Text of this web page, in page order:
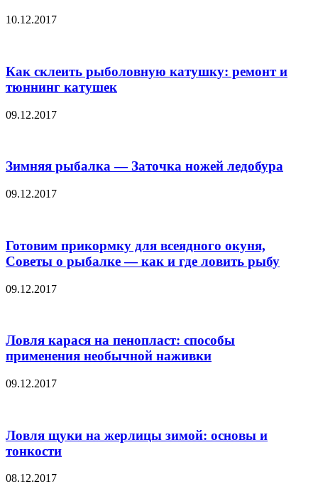
10.12.2017
Как склеить рыболовную катушку: ремонт и
тюннинг катушек
09.12.2017
Зимняя рыбалка — Заточка ножей ледобура
09.12.2017
Готовим прикормку для всеядного окуня,
Советы о рыбалке — как и где ловить рыбу
09.12.2017
Ловля карася на пенопласт: способы
применения необычной наживки
09.12.2017
Ловля щуки на жерлицы зимой: основы и
тонкости
08.12.2017